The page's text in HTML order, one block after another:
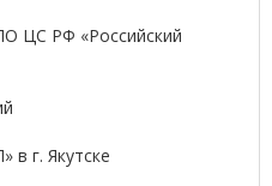
ЦС РФ «Российский
г. Якутске